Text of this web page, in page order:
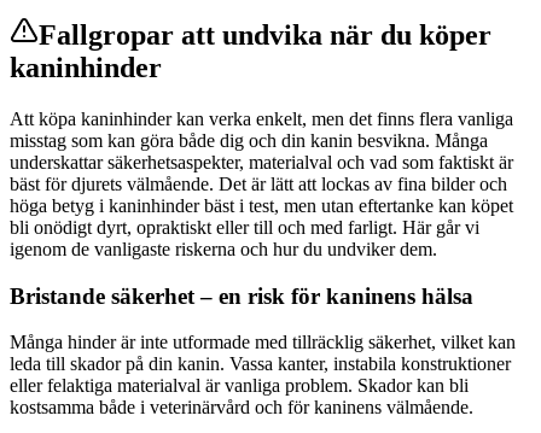
Fallgropar att undvika när du köper
kaninhinder
Att köpa kaninhinder kan verka enkelt, men det finns flera vanliga
misstag som kan göra både dig och din kanin besvikna. Många
underskattar säkerhetsaspekter, materialval och vad som faktiskt är
bäst för djurets välmående. Det är lätt att lockas av fina bilder och
höga betyg i kaninhinder bäst i test, men utan eftertanke kan köpet
bli onödigt dyrt, opraktiskt eller till och med farligt. Här går vi
igenom de vanligaste riskerna och hur du undviker dem.
Bristande säkerhet – en risk för kaninens hälsa
Många hinder är inte utformade med tillräcklig säkerhet, vilket kan
leda till skador på din kanin. Vassa kanter, instabila konstruktioner
eller felaktiga materialval är vanliga problem. Skador kan bli
kostsamma både i veterinärvård och för kaninens välmående.